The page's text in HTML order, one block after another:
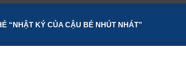
“NHẬT KÝ CỦA CẬU BÉ NHÚT NHÁT”